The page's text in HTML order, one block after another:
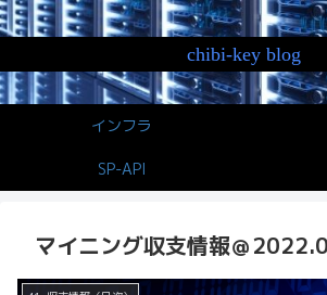
chibi-key blog
インフラ
SP-API
マイニング収支情報＠